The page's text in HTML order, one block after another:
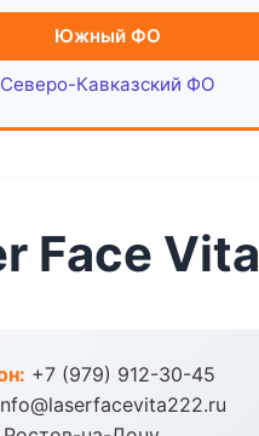
Южный ФО
Северо-Кавказский ФО
Face Vita
+7 (979) 912-30-45